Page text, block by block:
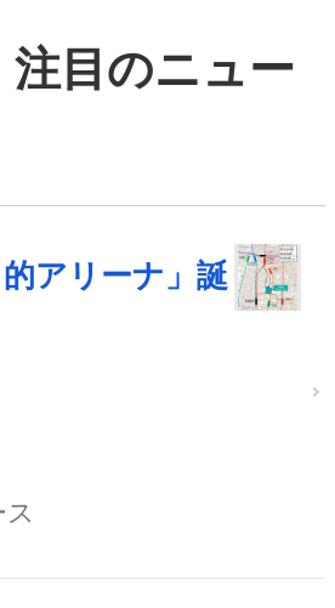
注目のニュー
アリーナ」誕